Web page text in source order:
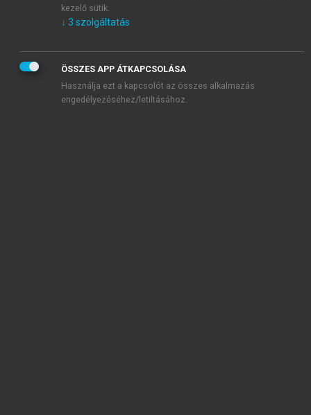
KIPRÓBÁLOM
kezelő sütik.
↓ 3 szolgáltatás
ÖSSZES APP ÁTKAPCSOLÁSA
Használja ezt a kapcsolót az összes alkalmazás
engedélyezéséhez/letiltásához.